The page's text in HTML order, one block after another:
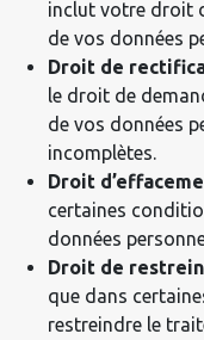
inclut votre droit
de vos données
Droit de
le droit de
de vos données
incomplètes.
Droit
certaines
données
Droit de
que dans
restreindre le